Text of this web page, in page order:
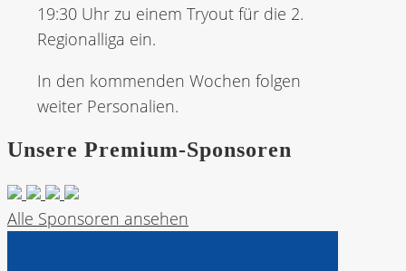
19:30 Uhr zu einem Tryout für die 2.
Regionalliga ein.
In den kommenden Wochen folgen
weiter Personalien.
Unsere Premium-Sponsoren
Alle Sponsoren ansehen